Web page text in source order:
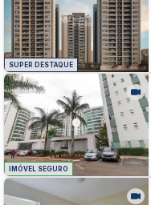
SUPER DESTAQUE
IMÓVEL SEGURO